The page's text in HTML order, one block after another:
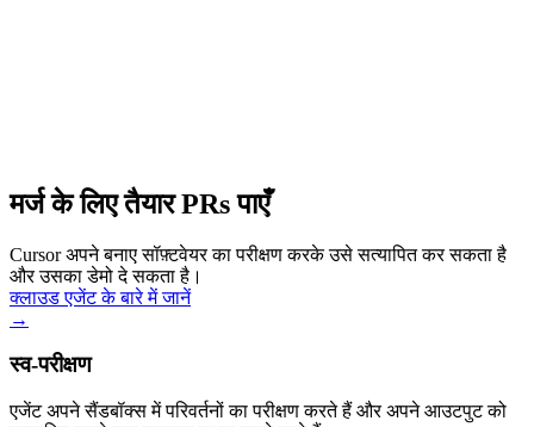
मर्ज के लिए तैयार PRs पाएँ
Cursor अपने बनाए सॉफ़्टवेयर का परीक्षण करके उसे सत्यापित कर सकता है
और उसका डेमो दे सकता है।
क्लाउड एजेंट के बारे में जानें
→
स्व-परीक्षण
एजेंट अपने सैंडबॉक्स में परिवर्तनों का परीक्षण करते हैं और अपने आउटपुट को